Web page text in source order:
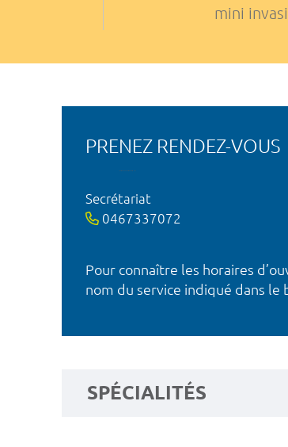
mini
PRENEZ RENDEZ-VOUS
Secrétariat
0467337072
Pour connaître les horaires
nom du service indiqué dans le
SPÉCIALITÉS